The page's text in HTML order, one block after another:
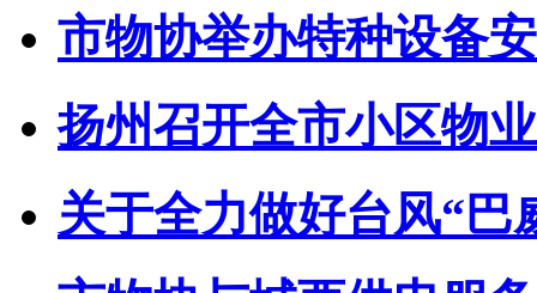
市物协举办特种设备
扬州召开全市小区物
关于全力做好台风“巴